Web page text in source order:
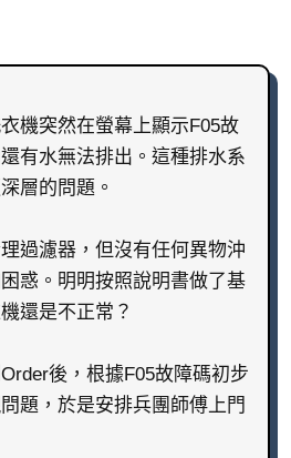
機突然在螢幕上顯示F05故
有水無法排出。這種排水系
層的問題。
過濾器，但沒有任何異物沖
惑。明明按照說明書做了基
還是不正常？
後，根據F05故障碼初步
題，於是安排兵團師傅上門